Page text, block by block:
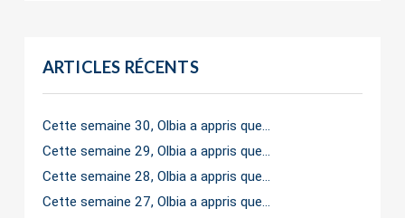
ARTICLES RÉCENTS
Cette semaine 30, Olbia a appris que…
Cette semaine 29, Olbia a appris que…
Cette semaine 28, Olbia a appris que…
Cette semaine 27, Olbia a appris que…